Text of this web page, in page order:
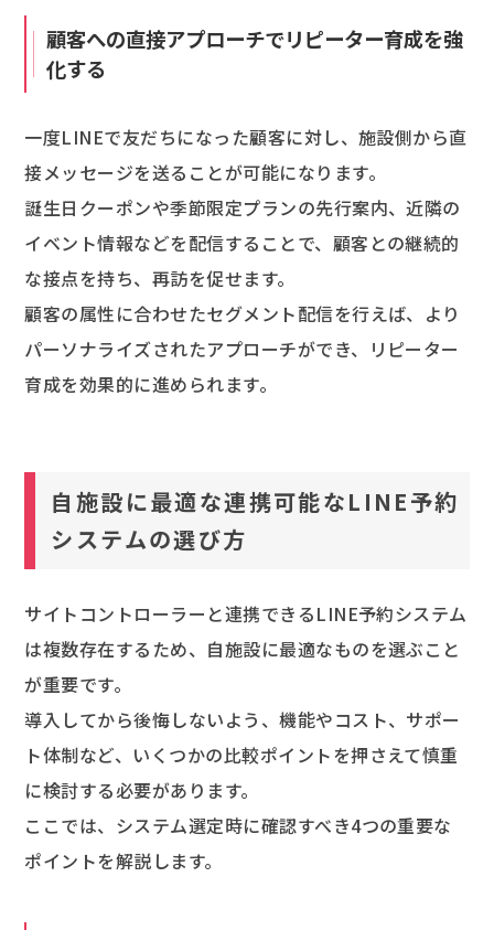
顧客への直接アプローチでリピーター育成を強
化する
一度LINEで友だちになった顧客に対し、施設側から直
接メッセージを送ることが可能になります。
誕生日クーポンや季節限定プランの先行案内、近隣の
イベント情報などを配信することで、顧客との継続的
な接点を持ち、再訪を促せます。
顧客の属性に合わせたセグメント配信を行えば、より
パーソナライズされたアプローチができ、リピーター
育成を効果的に進められます。
自施設に最適な連携可能なLINE予約
システムの選び方
サイトコントローラーと連携できるLINE予約システム
は複数存在するため、自施設に最適なものを選ぶこと
が重要です。
導入してから後悔しないよう、機能やコスト、サポー
ト体制など、いくつかの比較ポイントを押さえて慎重
に検討する必要があります。
ここでは、システム選定時に確認すべき4つの重要な
ポイントを解説します。